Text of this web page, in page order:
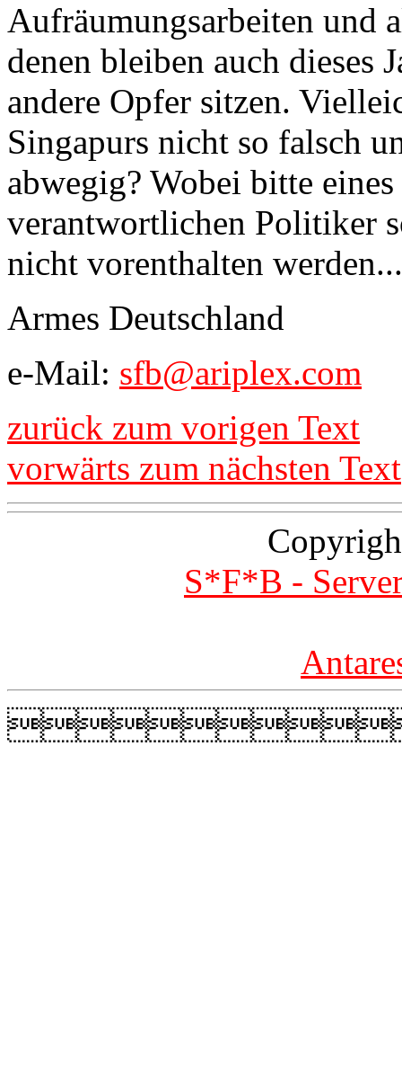
Aufräumungsarbeiten und
denen bleiben auch dieses
andere Opfer sitzen.
Singapurs nicht so falsch
abwegig? Wobei bitte
verantwortlichen Politiker
nicht vorenthalten werden...
Armes Deutschland
e-Mail: sfb@ariplex.com
zurück zum vorigen Text
vorwärts zum nächsten Text
S*F*B -